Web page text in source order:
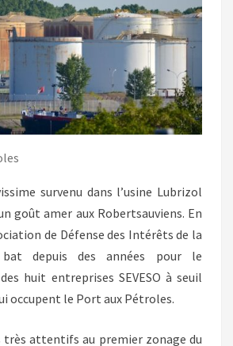
LA
ROBERTSAU.
survenu dans l’usine Lubrizol
goût amer aux Robertsauviens. En
de Défense des Intérêts de la
bat depuis des années pour le
huit entreprises SEVESO à seuil
occupent le Port aux Pétroles.
très attentifs au premier zonage du